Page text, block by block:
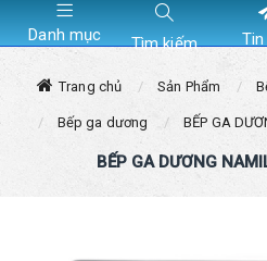
Danh mục Tìm kiếm
Trang chủ Sản Phẩm
Bếp ga dương BẾP GA
BẾP GA DƯƠNG